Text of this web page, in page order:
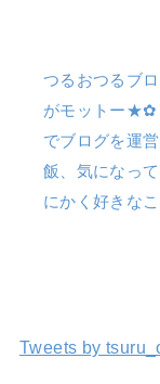
つるおつるブ
がモットー★✿
でブログを運
飯、気になっ
にかく好きな
Tweets by